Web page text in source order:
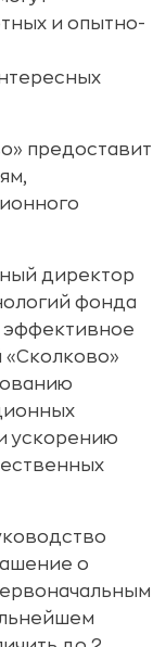
и опытно-
предоставит
директор
фонда
эффективное
ускорению
о